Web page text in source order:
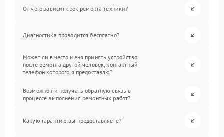
От чего зависит срок ремонта техники?
Диагностика проводится бесплатно?
Может ли вместо меня принять устройство
после ремонта другой человек, контактный
телефон которого я предоставлю?
Возможно ли получать обратную связь в
процессе выполнения ремонтных работ?
Какую гарантию вы предоставляете?